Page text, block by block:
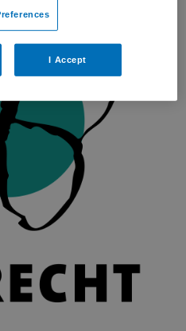
I Accept